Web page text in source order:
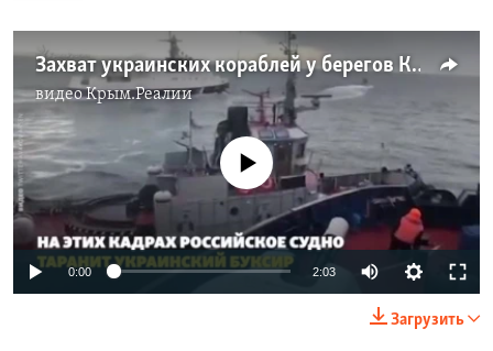
Захват украинских кораблей у берегов Крыма. Как это было (видео)
видеоКрым.Реалии
No media source currently available
0:00 2:03
Загрузить